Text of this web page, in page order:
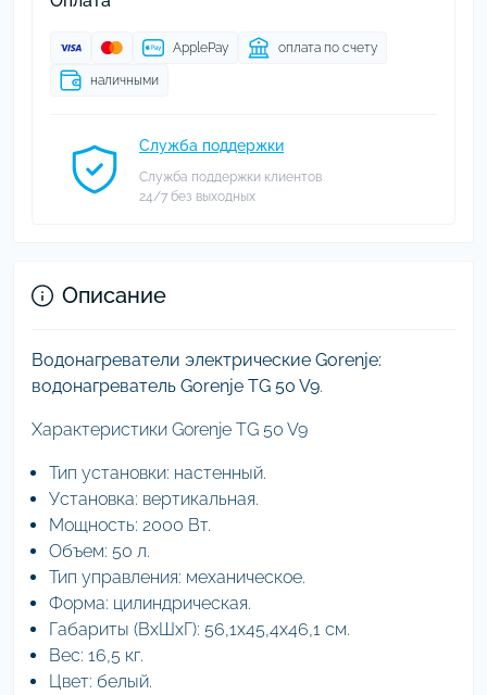
ApplePay оплата по счету
наличными
Служба поддержки
Служба поддержки клиентов
24/7 без выходных
Описание
Водонагреватели электрические Gorenje:
водонагреватель Gorenje TG 50 V9.
Характеристики Gorenje TG 50 V9
Тип установки: настенный.
Установка: вертикальная.
Мощность: 2000 Вт.
Объем: 50 л.
Тип управления: механическое.
Форма: цилиндрическая.
Габариты (ВхШхГ): 56,1х45,4х46,1 см.
Вес: 16,5 кг.
Цвет: белый.